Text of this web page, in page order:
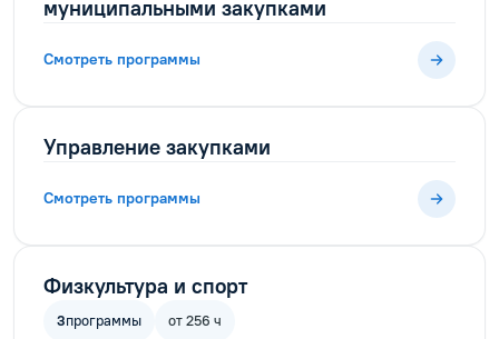
муниципальными закупками
Смотреть программы
Управление закупками
Смотреть программы
Физкультура и спорт
3программы от 256 ч